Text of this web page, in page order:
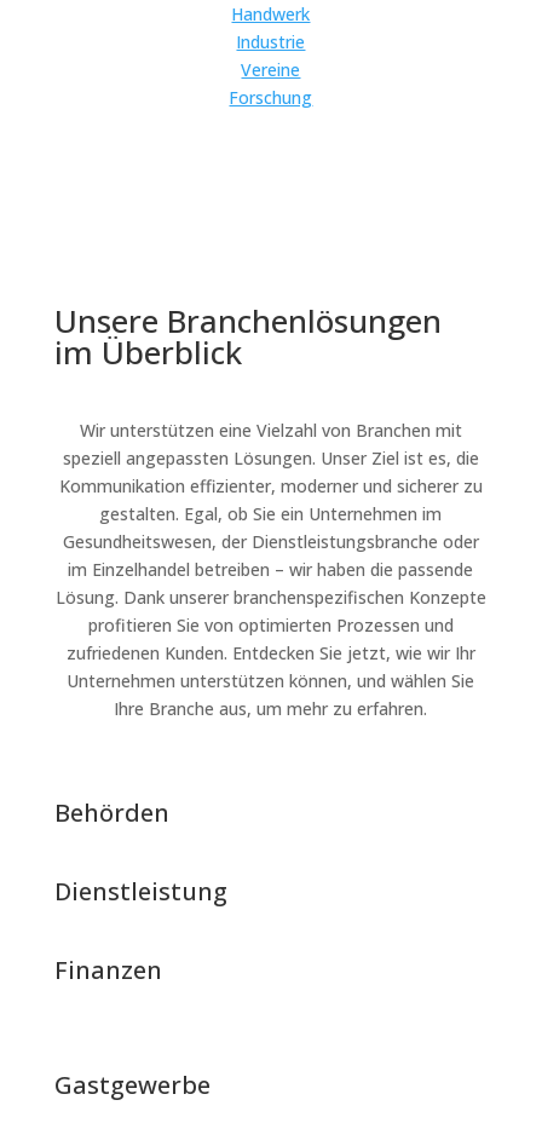
Handwerk
Industrie
Vereine
Forschung
Unsere Branchenlösungen
im Überblick
Wir unterstützen eine Vielzahl von Branchen mit
speziell angepassten Lösungen. Unser Ziel ist es, die
Kommunikation effizienter, moderner und sicherer zu
gestalten. Egal, ob Sie ein Unternehmen im
Gesundheitswesen, der Dienstleistungsbranche oder
im Einzelhandel betreiben – wir haben die passende
Lösung. Dank unserer branchenspezifischen Konzepte
profitieren Sie von optimierten Prozessen und
zufriedenen Kunden. Entdecken Sie jetzt, wie wir Ihr
Unternehmen unterstützen können, und wählen Sie
Ihre Branche aus, um mehr zu erfahren.
Behörden
Dienstleistung
Finanzen
Gastgewerbe